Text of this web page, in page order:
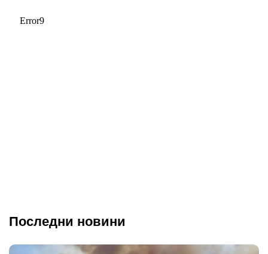
Последни новини